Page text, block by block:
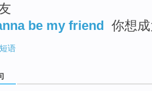
be my friend 你想
语